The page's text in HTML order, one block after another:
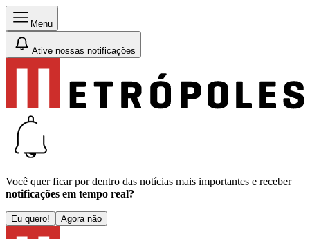
Menu
Ative nossas notificações
Você quer ficar por dentro das notícias mais importantes e receber
notificações em tempo real?
Eu quero! Agora não